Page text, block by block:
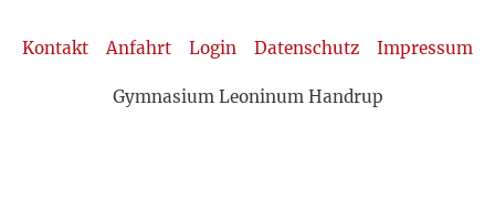
Kontakt Anfahrt Login Datenschutz Impressum
Gymnasium Leoninum Handrup